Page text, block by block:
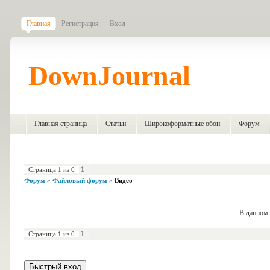
Главная Регистрация Вход
DownJournal
Главная страница Статьи Широкоформатные обои Форум
Страница 1 из 0 1
Форум » Файловый форум » Видео
В данном
Страница 1 из 0 1